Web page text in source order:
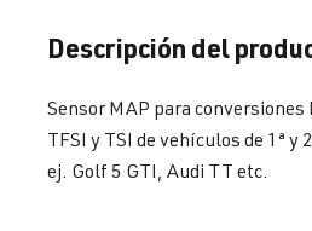
Descripción del
Sensor MAP para conversiones
TFSI y TSI de vehículos de 1ª y
ej. Golf 5 GTI, Audi TT etc.